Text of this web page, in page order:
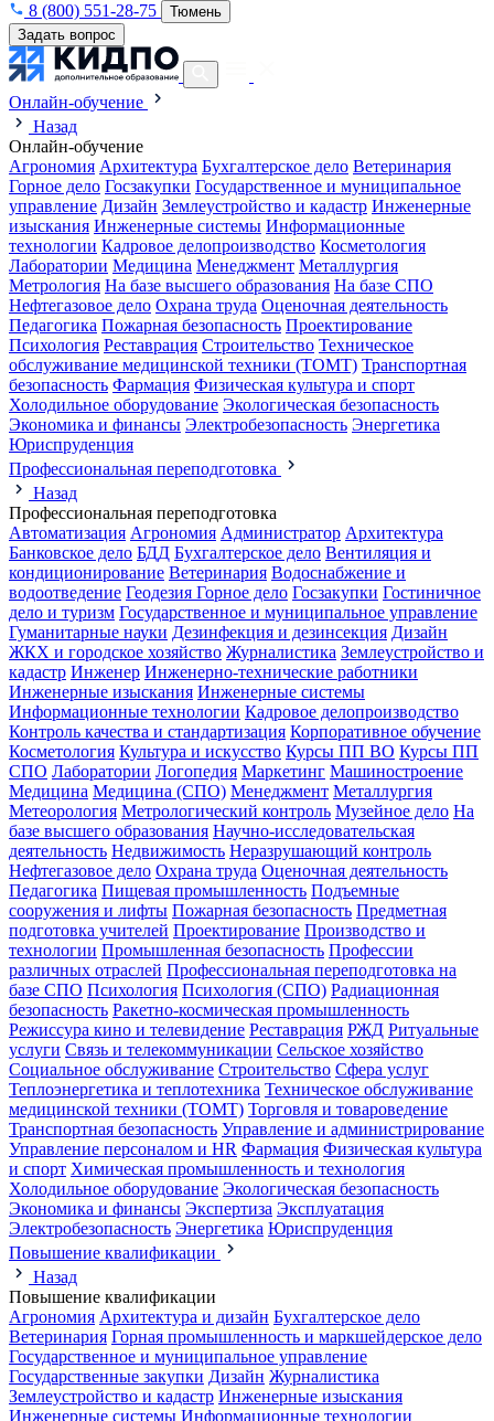
8 (800) 551-28-75
Тюмень
Задать вопрос
Онлайн-обучение
Назад
Онлайн-обучение
Агрономия Архитектура Бухгалтерское дело Ветеринария
Горное дело Госзакупки Государственное и муниципальное
управление Дизайн Землеустройство и кадастр Инженерные
изыскания Инженерные системы Информационные
технологии Кадровое делопроизводство Косметология
Лаборатории Медицина Менеджмент Металлургия
Метрология На базе высшего образования На базе СПО
Нефтегазовое дело Охрана труда Оценочная деятельность
Педагогика Пожарная безопасность Проектирование
Психология Реставрация Строительство Техническое
обслуживание медицинской техники (ТОМТ) Транспортная
безопасность Фармация Физическая культура и спорт
Холодильное оборудование Экологическая безопасность
Экономика и финансы Электробезопасность Энергетика
Юриспруденция
Профессиональная переподготовка
Назад
Профессиональная переподготовка
Автоматизация Агрономия Администратор Архитектура
Банковское дело БДД Бухгалтерское дело Вентиляция и
кондиционирование Ветеринария Водоснабжение и
водоотведение Геодезия Горное дело Госзакупки Гостиничное
дело и туризм Государственное и муниципальное управление
Гуманитарные науки Дезинфекция и дезинсекция Дизайн
ЖКХ и городское хозяйство Журналистика Землеустройство и
кадастр Инженер Инженерно-технические работники
Инженерные изыскания Инженерные системы
Информационные технологии Кадровое делопроизводство
Контроль качества и стандартизация Корпоративное обучение
Косметология Культура и искусство Курсы ПП ВО Курсы ПП
СПО Лаборатории Логопедия Маркетинг Машиностроение
Медицина Медицина (СПО) Менеджмент Металлургия
Метеорология Метрологический контроль Музейное дело На
базе высшего образования Научно-исследовательская
деятельность Недвижимость Неразрушающий контроль
Нефтегазовое дело Охрана труда Оценочная деятельность
Педагогика Пищевая промышленность Подъемные
сооружения и лифты Пожарная безопасность Предметная
подготовка учителей Проектирование Производство и
технологии Промышленная безопасность Профессии
различных отраслей Профессиональная переподготовка на
базе СПО Психология Психология (СПО) Радиационная
безопасность Ракетно-космическая промышленность
Режиссура кино и телевидение Реставрация РЖД Ритуальные
услуги Связь и телекоммуникации Сельское хозяйство
Социальное обслуживание Строительство Сфера услуг
Теплоэнергетика и теплотехника Техническое обслуживание
медицинской техники (ТОМТ) Торговля и товароведение
Транспортная безопасность Управление и администрирование
Управление персоналом и HR Фармация Физическая культура
и спорт Химическая промышленность и технология
Холодильное оборудование Экологическая безопасность
Экономика и финансы Экспертиза Эксплуатация
Электробезопасность Энергетика Юриспруденция
Повышение квалификации
Назад
Повышение квалификации
Агрономия Архитектура и дизайн Бухгалтерское дело
Ветеринария Горная промышленность и маркшейдерское дело
Государственное и муниципальное управление
Государственные закупки Дизайн Журналистика
Землеустройство и кадастр Инженерные изыскания
Инженерные системы Информационные технологии